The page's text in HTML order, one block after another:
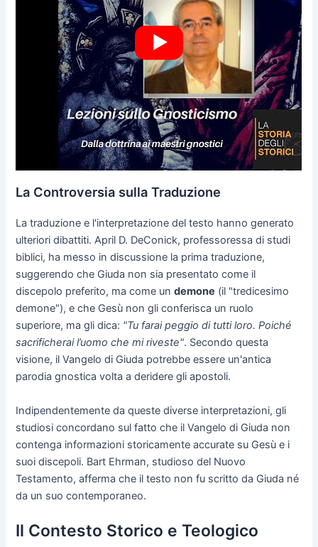
La Controversia sulla Traduzione
La traduzione e l'interpretazione del testo hanno generato
ulteriori dibattiti. April D. DeConick, professoressa di studi
biblici, ha messo in discussione la prima traduzione,
suggerendo che Giuda non sia presentato come il
discepolo preferito, ma come undemone (il "tredicesimo
demone"), e che Gesù non gli conferisca un ruolo
superiore, ma gli dica: "Tu farai peggio di tutti loro. Poiché
sacrificherai l’uomo che mi riveste". Secondo questa
visione, il Vangelo di Giuda potrebbe essere un'antica
parodia gnostica volta a deridere gli apostoli.
Indipendentemente da queste diverse interpretazioni, gli
studiosi concordano sul fatto che il Vangelo di Giuda non
contenga informazioni storicamente accurate su Gesù e i
suoi discepoli. Bart Ehrman, studioso del Nuovo
Testamento, afferma che il testo non fu scritto da Giuda né
da un suo contemporaneo.
Il Contesto Storico e Teologico